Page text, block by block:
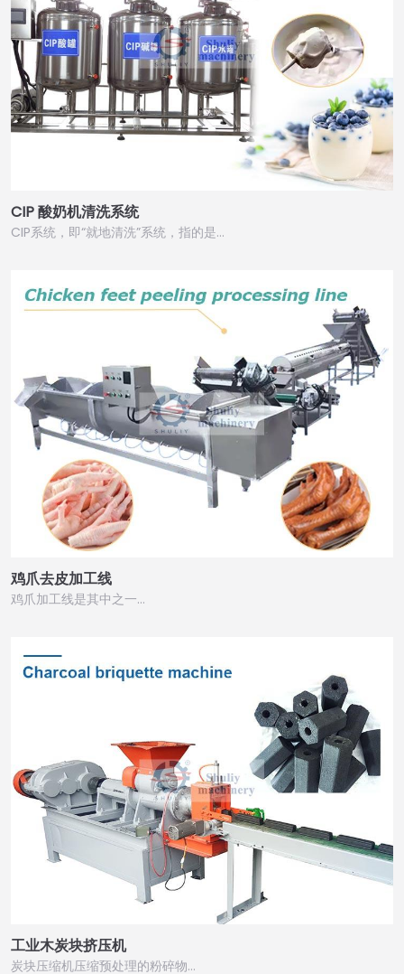
CIP 酸奶机清洗系统
CIP系统，即“就地清洗”系统，指的是…
鸡爪去皮加工线
鸡爪加工线是其中之一…
工业木炭块挤压机
炭块压缩机压缩预处理的粉碎物…